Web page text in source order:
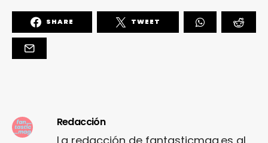
SHARE TWEET
Redacción